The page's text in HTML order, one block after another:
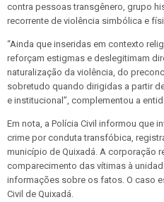
contra pessoas transgênero, grupo
recorrente de violência simbólica e
“Ainda que inseridas em contexto
reforçam estigmas e deslegitimam
naturalização da violência, do
sobretudo quando dirigidas a partir
e institucional”, complementou a
Em nota, a Polícia Civil informou que
crime por conduta transfóbica,
município de Quixadá. A corporação
comparecimento das vítimas à
informações sobre os fatos. O caso
Civil de Quixadá.